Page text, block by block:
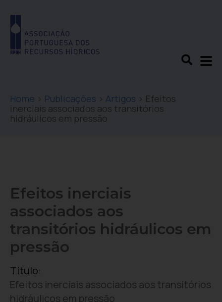
Home > Publicações > Artigos > Efeitos
inerciais associados aos transitórios
hidráulicos em pressão
Efeitos inerciais
associados aos
transitórios hidráulicos em
pressão
Título:
Efeitos inerciais associados aos transitórios
hidráulicos em pressão